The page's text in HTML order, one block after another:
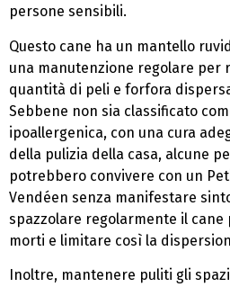
persone sensibili.
Questo cane ha un mantello
una manutenzione regolare per
quantità di peli e forfora
Sebbene non sia classificato
ipoallergenica, con una cura
della pulizia della casa, alcune
potrebbero convivere con un
Vendéen senza manifestare
spazzolare regolarmente il cane
morti e limitare così la
Inoltre, mantenere puliti gli